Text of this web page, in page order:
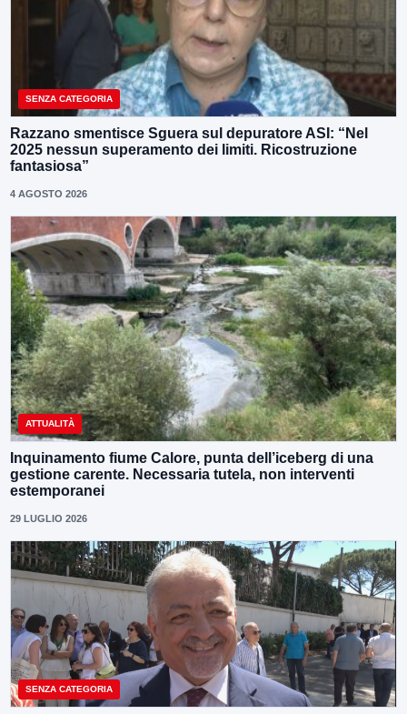
SENZA CATEGORIA
Razzano smentisce Sguera sul depuratore ASI: “Nel
2025 nessun superamento dei limiti. Ricostruzione
fantasiosa”
4 AGOSTO 2026
ATTUALITÀ
Inquinamento fiume Calore, punta dell’iceberg di una
gestione carente. Necessaria tutela, non interventi
estemporanei
29 LUGLIO 2026
SENZA CATEGORIA